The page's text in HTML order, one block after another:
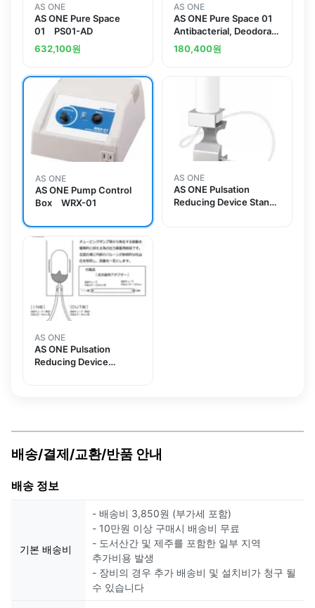
AS ONE
AS ONE Pure Space
01 PS01-AD
632,100원
AS ONE
AS ONE Pure Space 01
Antibacterial, Deodorant
HEPA Filter For
Replacement PS01-
180,400원
AS ONE
AS ONE Pump Control
Box WRX-01
AS ONE
AS ONE Pulsation
Reducing Device Stand
AS ONE
AS ONE Pulsation
Reducing Device
배송/결제/교환/반품 안내
배송 정보
기본 배송비
- 배송비 3,850원 (부가세 포함)
- 10만원 이상 구매시 배송비 무료
- 도서산간 및 제주를 포함한 일부 지역
추가비용 발생
- 장비의 경우 추가 배송비 및 설치비가 청구 될
수 있습니다